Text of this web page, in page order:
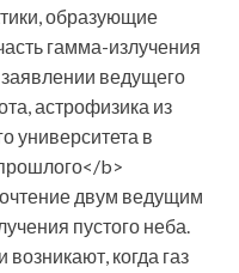
образующие
гамма-излучения
ведущего
астрофизика из
университета в
b>
двум ведущим
пустого неба.
когда газ